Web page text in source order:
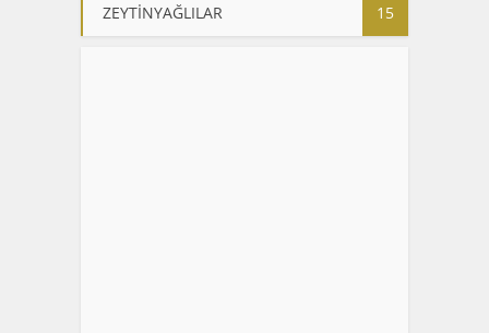
ZEYTİNYAĞLILAR 15